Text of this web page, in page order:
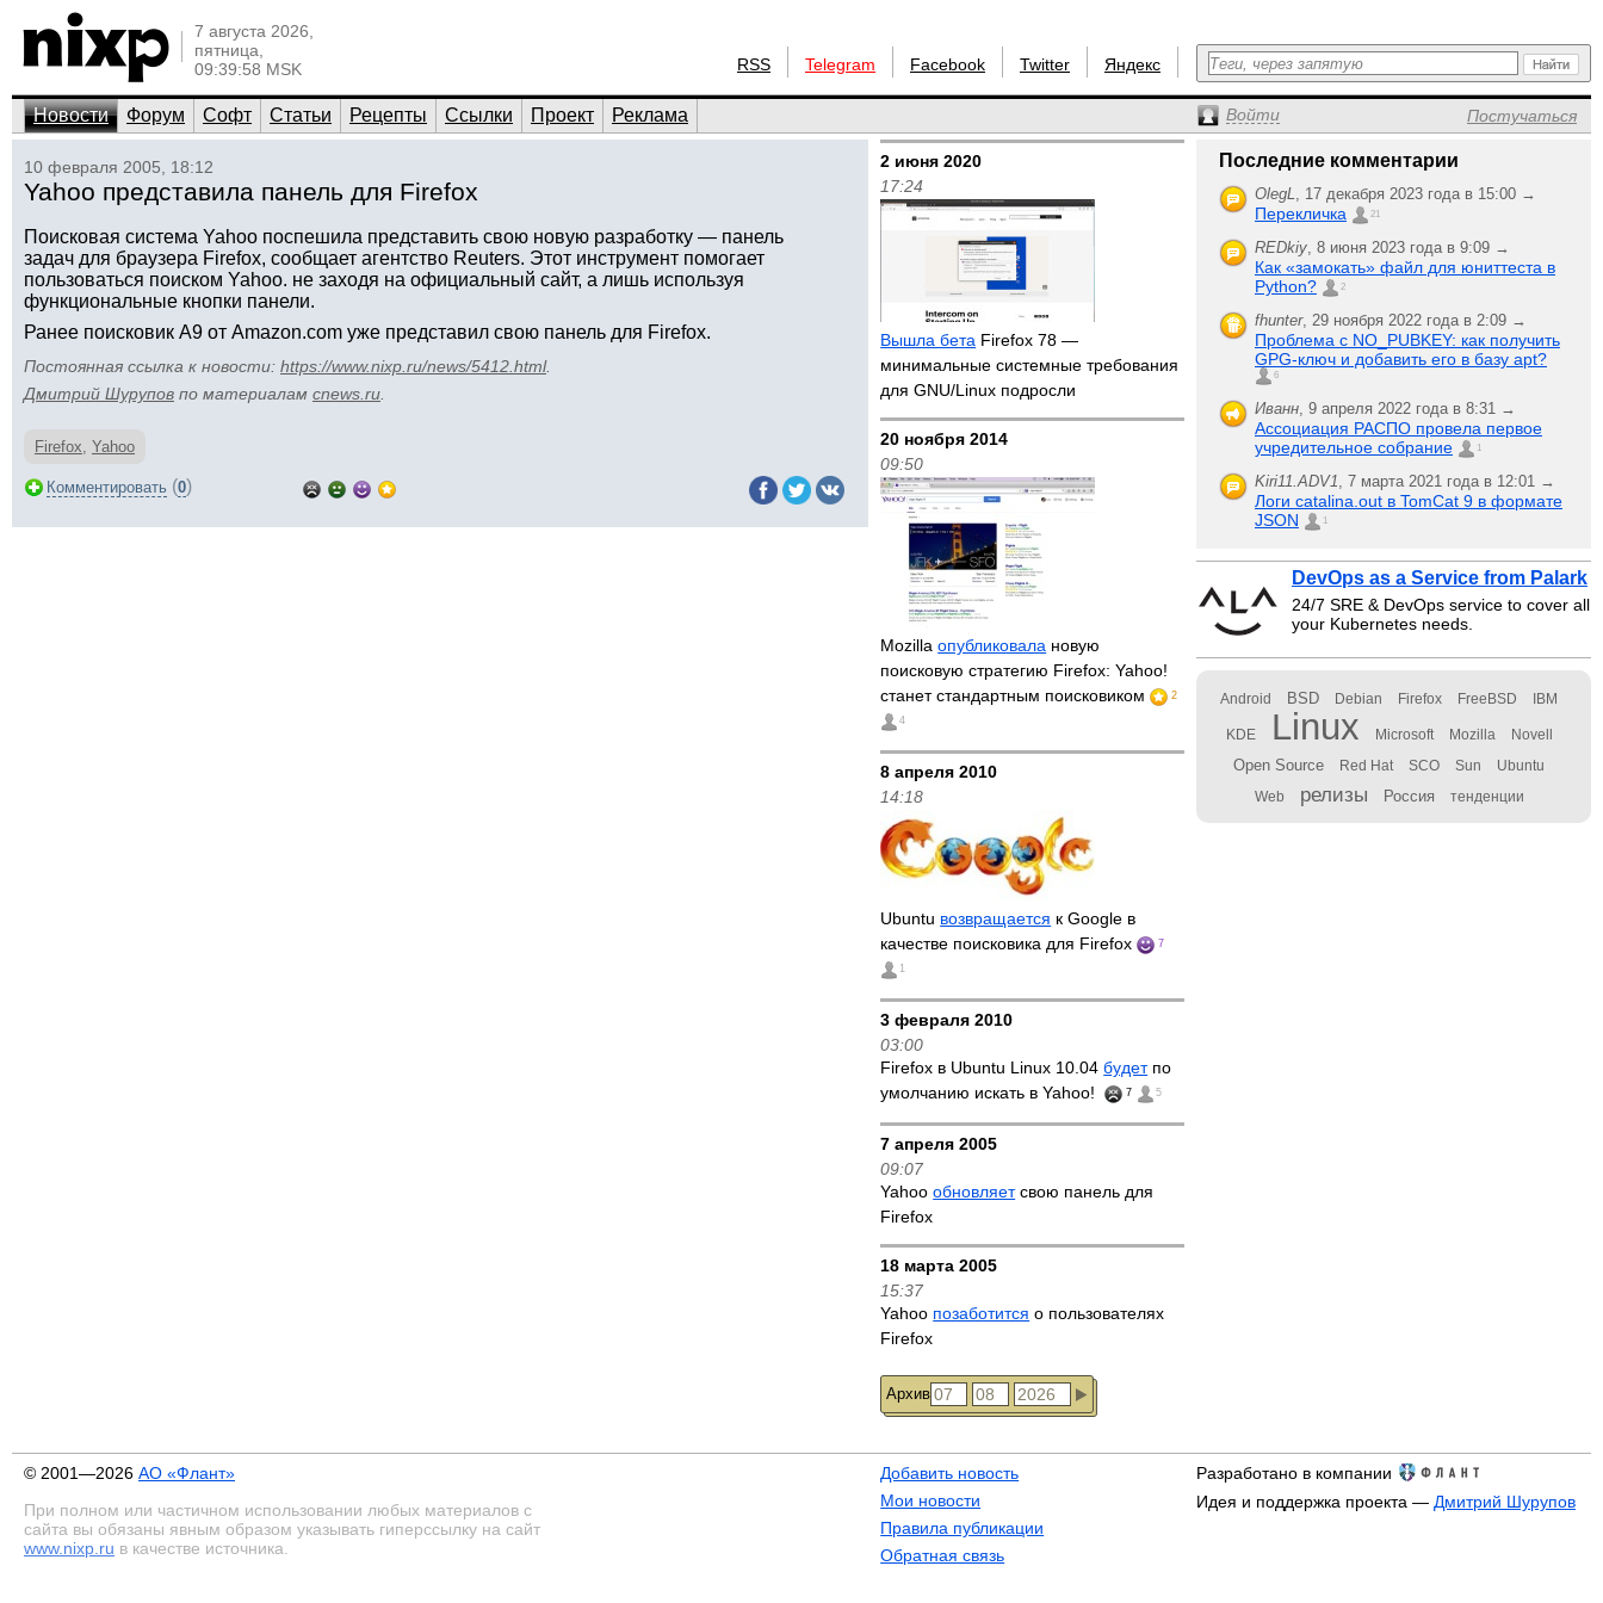
7 августа 2026,
пятница,
09:39:58 MSK
RSS Telegram Facebook Twitter Яндекс
Новости Форум Софт Статьи Рецепты Ссылки Проект Реклама Войти Постучаться
10 февраля 2005, 18:12
Yahoo представила панель для Firefox
Поисковая система Yahoo поспешила представить свою новую разработку — панель
задач для браузера Firefox, сообщает агентство Reuters. Этот инструмент помогает
пользоваться поиском Yahoo. не заходя на официальный сайт, а лишь используя
функциональные кнопки панели.
Ранее поисковик A9 от Amazon.com уже представил свою панель для Firefox.
Постоянная ссылка к новости: https://www.nixp.ru/news/5412.html.
Дмитрий Шурупов по материалам cnews.ru
Firefox, Yahoo
Комментировать (0)
2 июня 2020
17:24
Вышла бета Firefox 78 —
минимальные системные требования
для GNU/Linux подросли
20 ноября 2014
09:50
Mozillaопубликовала новую
поисковую стратегию Firefox: Yahoo!
станет стандартным поисковиком
2
4
8 апреля 2010
14:18
Ubuntu возвращается к Google в
качестве поисковика для Firefox
7
1
3 февраля 2010
03:00
Firefox в Ubuntu Linux 10.04будетпо
умолчанию искать в Yahoo!
7 5
7 апреля 2005
09:07
Yahooобновляетсвою панель для
Firefox
18 марта 2005
15:37
Yahoo позаботится о пользователях
Firefox
Архив
Последние комментарии
OlegL, 17 декабря 2023 года в 15:00 →
Перекличка 21
REDkiy, 8 июня 2023 года в 9:09 →
Как «замокать» файл для юниттеста в
Python?
2
fhunter, 29 ноября 2022 года в 2:09 →
Проблема с NO_PUBKEY: как получить
GPG-ключ и добавить его в базу apt?
6
Иванн, 9 апреля 2022 года в 8:31 →
Ассоциация РАСПО провела первое
учредительное собрание
1
Kiri11.ADV1, 7 марта 2021 года в 12:01 →
Логи catalina.out в TomCat 9 в формате
JSON
1
DevOps as a Service from Palark
24/7 SRE & DevOps service to cover all
your Kubernetes needs.
Android BSD Debian Firefox FreeBSD IBM
KDE Linux Microsoft Mozilla Novell
Open Source Red Hat SCO Sun Ubuntu
Web релизы Россия тенденции
© 2001—2026 АО «Флант»
При полном или частичном использовании любых материалов с
сайта вы обязаны явным образом указывать гиперссылку на сайт
www.nixp.ru в качестве источника.
Добавить новость
Мои новости
Правила публикации
Обратная связь
Разработано в компании
Идея и поддержка проекта — Дмитрий Шурупов